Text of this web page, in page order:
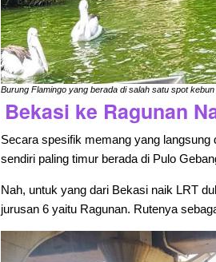
Burung Flamingo yang berada di salah satu spot
Bekasi ke Ragunan
Secara spesifik memang yang
sendiri paling timur berada di Pulo
Nah, untuk yang dari Bekasi naik LRT
jurusan 6 yaitu Ragunan. Rutenya